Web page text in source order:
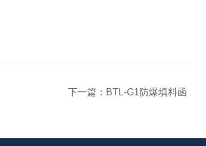
下一篇： BTL-G1防爆填料函